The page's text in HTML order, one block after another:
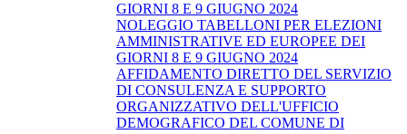
GIORNI 8 E 9 GIUGNO 2024
NOLEGGIO TABELLONI PER ELEZIONI
AMMINISTRATIVE ED EUROPEE DEI
GIORNI 8 E 9 GIUGNO 2024
AFFIDAMENTO DIRETTO DEL SERVIZIO
DI CONSULENZA E SUPPORTO
ORGANIZZATIVO DELL'UFFICIO
DEMOGRAFICO DEL COMUNE DI